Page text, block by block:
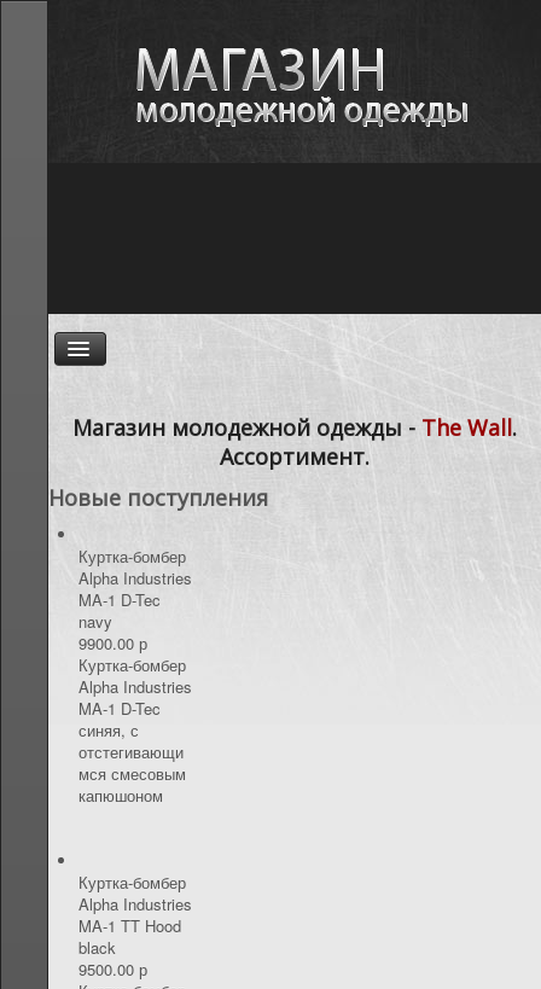
АССОРТИМЕНТ
КОНТАКТЫ
Магазин молодежной одежды - The Wall.
Ассортимент.
Новые поступления
Куртка-бомбер
Alpha Industries
MA-1 D-Tec
navy
9900.00 р
Куртка-бомбер
Alpha Industries
MA-1 D-Tec
синяя, с
отстегивающи
мся смесовым
капюшоном
Куртка-бомбер
Alpha Industries
MA-1 TT Hood
black
9500.00 р